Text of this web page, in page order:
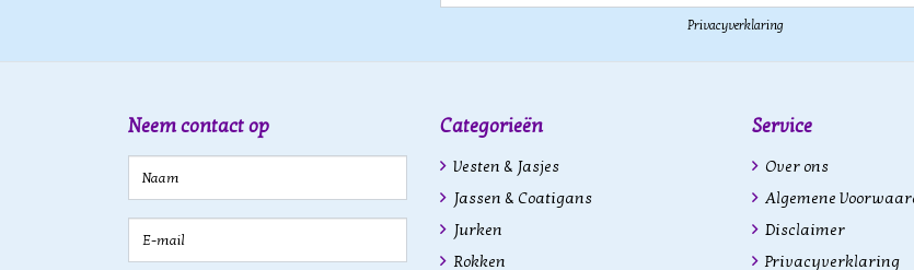
Privacyverklaring
Neem contact op Categorieën
Vesten & Jasjes
Jassen & Coatigans
Jurken
Rokken
Service
Over ons
Algemene
Disclaimer
Privacyverklaring